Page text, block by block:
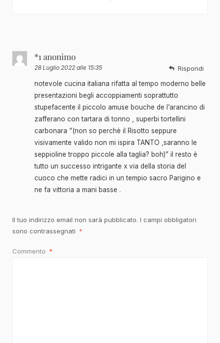
*1 anonimo
28 Luglio 2022 alle 15:35
notevole cucina italiana rifatta al tempo moderno belle
presentazioni begli accoppiamenti soprattutto
stupefacente il piccolo amuse bouche de l’arancino di
zafferano con tartara di tonno , superbi tortellini
carbonara ”(non so perchè il Risotto seppure
visivamente valido non mi ispira TANTO ,saranno le
seppioline troppo piccole alla taglia? boh)” il resto è
tutto un successo intrigante x via della storia del
cuoco che mette radici in un tempio sacro Parigino e
ne fa vittoria a mani basse .
Rispondi
Il tuo indirizzo email non sarà pubblicato. I campi obbligatori
sono contrassegnati *
Commento *